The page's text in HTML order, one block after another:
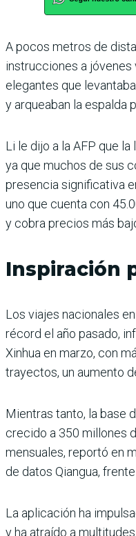
A pocos metros de
instrucciones a
elegantes que
y arqueaban la espalda
Li le dijo a la AFP que
ya que muchos de sus
presencia significativa
uno que cuenta con
y cobra precios más
Inspiración
Los viajes nacionales
récord el año pasado,
Xinhua en marzo, con
trayectos, un aumento
Mientras tanto, la base
crecido a 350 millones
mensuales, reportó en
de datos Qiangua,
La aplicación ha
y ha atraído a